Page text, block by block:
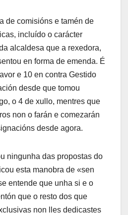
de comisións e tamén de
incluído o carácter
alcaldesa que a rexedora,
en forma de emenda. É
e 10 en contra Gestido
desde que tomou
o 4 de xullo, mentres que
non o farán e comezarán
desde agora.
ningunha das propostas do
esta manobra de «sen
entende que unha si e o
que o resto dos que
non lles dedicastes